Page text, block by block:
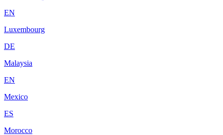
EN
Luxembourg
DE
Malaysia
EN
Mexico
ES
Morocco